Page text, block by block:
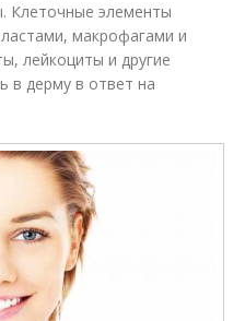
Клеточные элементы
макрофагами и
лейкоциты и другие
в дерму в ответ на